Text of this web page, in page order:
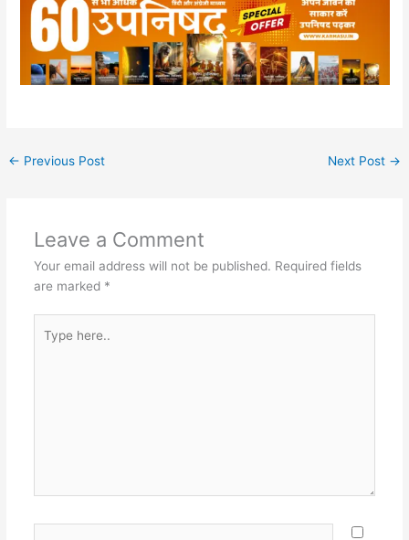
← Previous Post Next Post →
Leave a Comment
Your email address will not be published. Required fields
are marked *
here..